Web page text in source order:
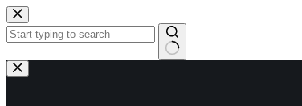
Zum
Inhalt
springen
Keine
Ergebnisse